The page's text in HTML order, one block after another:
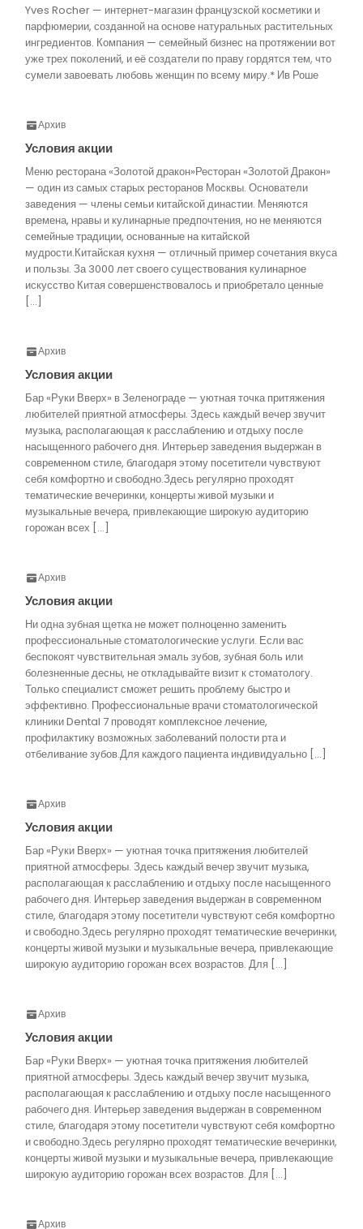
Yves Rocher — интернет-магазин французской косметики и
парфюмерии, созданной на основе натуральных растительных
ингредиентов. Компания — семейный бизнес на протяжении вот
уже трех поколений, и её создатели по праву гордятся тем, что
сумели завоевать любовь женщин по всему миру.* Ив Роше
Архив
Условия акции
Меню ресторана «Золотой дракон»Ресторан «Золотой Дракон»
— один из самых старых ресторанов Москвы. Основатели
заведения — члены семьи китайской династии. Меняются
времена, нравы и кулинарные предпочтения, но не меняются
семейные традиции, основанные на китайской
мудрости.Китайская кухня — отличный пример сочетания вкуса
и пользы. За 3000 лет своего существования кулинарное
искусство Китая совершенствовалось и приобретало ценные
[…]
Архив
Условия акции
Бар «Руки Вверх» в Зеленограде — уютная точка притяжения
любителей приятной атмосферы. Здесь каждый вечер звучит
музыка, располагающая к расслаблению и отдыху после
насыщенного рабочего дня. Интерьер заведения выдержан в
современном стиле, благодаря этому посетители чувствуют
себя комфортно и свободно.Здесь регулярно проходят
тематические вечеринки, концерты живой музыки и
музыкальные вечера, привлекающие широкую аудиторию
горожан всех […]
Архив
Условия акции
Ни одна зубная щетка не может полноценно заменить
профессиональные стоматологические услуги. Если вас
беспокоят чувствительная эмаль зубов, зубная боль или
болезненные десны, не откладывайте визит к стоматологу.
Только специалист сможет решить проблему быстро и
эффективно. Профессиональные врачи стоматологической
клиники Dental 7 проводят комплексное лечение,
профилактику возможных заболеваний полости рта и
отбеливание зубов.Для каждого пациента индивидуально […]
Архив
Условия акции
Бар «Руки Вверх» — уютная точка притяжения любителей
приятной атмосферы. Здесь каждый вечер звучит музыка,
располагающая к расслаблению и отдыху после насыщенного
рабочего дня. Интерьер заведения выдержан в современном
стиле, благодаря этому посетители чувствуют себя комфортно
и свободно.Здесь регулярно проходят тематические вечеринки,
концерты живой музыки и музыкальные вечера, привлекающие
широкую аудиторию горожан всех возрастов. Для […]
Архив
Условия акции
Бар «Руки Вверх» — уютная точка притяжения любителей
приятной атмосферы. Здесь каждый вечер звучит музыка,
располагающая к расслаблению и отдыху после насыщенного
рабочего дня. Интерьер заведения выдержан в современном
стиле, благодаря этому посетители чувствуют себя комфортно
и свободно.Здесь регулярно проходят тематические вечеринки,
концерты живой музыки и музыкальные вечера, привлекающие
широкую аудиторию горожан всех возрастов. Для […]
Архив